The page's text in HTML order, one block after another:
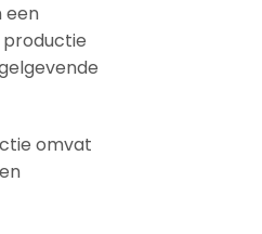
een
omvat